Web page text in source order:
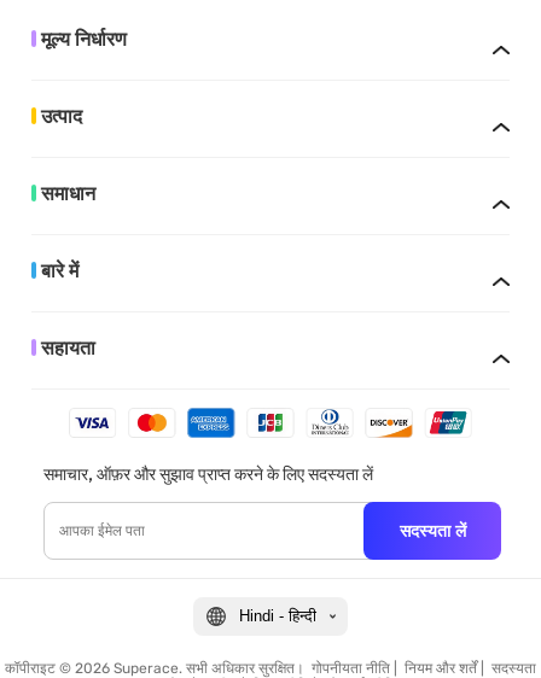
मूल्य निर्धारण
उत्पाद
समाधान
बारे में
सहायता
समाचार, ऑफ़र और सुझाव प्राप्त करने के लिए सदस्यता लें
सदस्यता लें
Hindi - हिन्दी
कॉपीराइट © 2026 Superace. सभी अधिकार सुरक्षित। गोपनीयता नीति नियम और शर्तें| सदस्यता